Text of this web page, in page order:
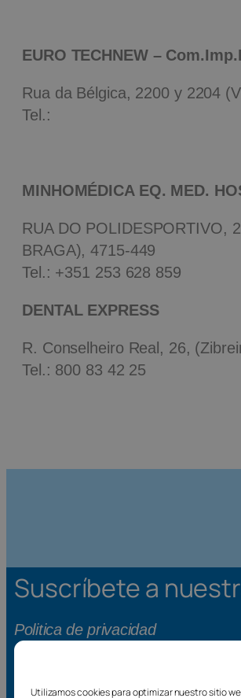
Utilizamos cookies para optimizar nuestro sitio
EURO TECHNEW –
Rua da Bélgica, 2200 y 2204
Tel.:
MINHOMÉDICA EQ. MED.
RUA DO POLIDESPORTIVO,
BRAGA), 4715-449
Tel.: +351 253 628 859
DENTAL EXPRESS
R. Conselheiro Real, 26,
Tel.: 800 83 42 25
Suscríbete a
Politica de privacidad
Condiciones de venta